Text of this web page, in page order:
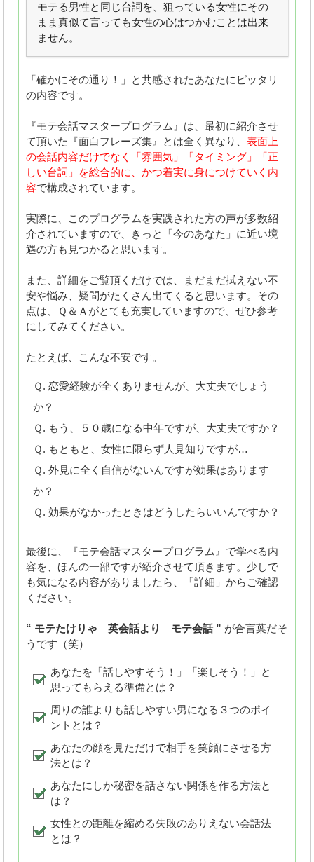
モテる男性と同じ台詞を、狙っている女性にその
まま真似て言っても女性の心はつかむことは出来
ません。
「確かにその通り！」と共感されたあなたにピッタリ
の内容です。
『モテ会話マスタープログラム』は、最初に紹介させ
て頂いた『面白フレーズ集』とは全く異なり、表面上
の会話内容だけでなく「雰囲気」「タイミング」「正
しい台詞」を総合的に、かつ着実に身につけていく内
容で構成されています。
実際に、このプログラムを実践された方の声が多数紹
介されていますので、きっと「今のあなた」に近い境
遇の方も見つかると思います。
また、詳細をご覧頂くだけでは、まだまだ拭えない不
安や悩み、疑問がたくさん出てくると思います。その
点は、Ｑ＆Ａがとても充実していますので、ぜひ参考
にしてみてください。
たとえば、こんな不安です。
Ｑ. 恋愛経験が全くありませんが、大丈夫でしょう
か？
Ｑ. もう、５０歳になる中年ですが、大丈夫ですか？
Ｑ. もともと、女性に限らず人見知りですが…
Ｑ. 外見に全く自信がないんですが効果はあります
か？
Ｑ. 効果がなかったときはどうしたらいいんですか？
最後に、『モテ会話マスタープログラム』で学べる内
容を、ほんの一部ですが紹介させて頂きます。少しで
も気になる内容がありましたら、「詳細」からご確認
ください。
“ モテたけりゃ 英会話より モテ会話 ” が合言葉だそ
うです（笑）
あなたを「話しやすそう！」「楽しそう！」と
思ってもらえる準備とは？
周りの誰よりも話しやすい男になる３つのポイ
ントとは？
あなたの顔を見ただけで相手を笑顔にさせる方
法とは？
あなたにしか秘密を話さない関係を作る方法と
は？
女性との距離を縮める失敗のありえない会話法
とは？